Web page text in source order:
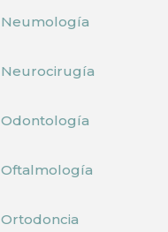
Neumología
Neurocirugía
Odontología
Oftalmología
Ortodoncia